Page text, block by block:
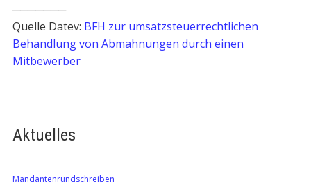
Aktuelles
Mandantenrundschreiben
───────
Quelle Datev: BFH zur umsatzsteuerrechtlichen
Behandlung von Abmahnungen durch einen
Mitbewerber